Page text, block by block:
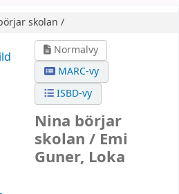
skolan /
Normalvy
MARC-vy
ISBD-vy
Nina börjar
skolan / Emi
Guner, Loka